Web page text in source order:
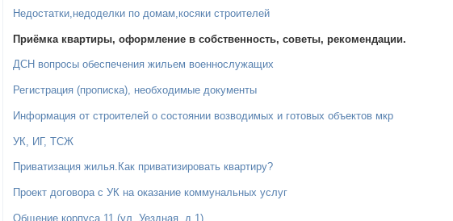
Недостатки,недоделки по домам,косяки строителей
Приёмка квартиры, оформление в собственность, советы, рекомендации.
ДСН вопросы обеспечения жильем военнослужащих
Регистрация (прописка), необходимые документы
Информация от строителей о состоянии возводимых и готовых объектов мкр
УК, ИГ, ТСЖ
Приватизация жилья.Как приватизировать квартиру?
Проект договора с УК на оказание коммунальных услуг
Общение корпуса 11 (ул. Уездная, д.1)